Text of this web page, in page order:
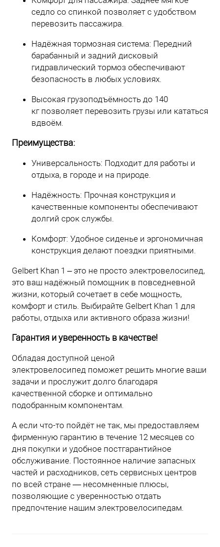
седло со спинкой позволяет с удобством
перевозить пассажира.
Надёжная тормозная система: Передний
барабанный и задний дисковый
гидравлический тормоз обеспечивают
безопасность в любых условиях.
Высокая грузоподъёмность до 140
кг позволяет перевозить грузы или кататься
вдвоём.
Преимущества:
Универсальность: Подходит для работы и
отдыха, в городе и на природе.
Надёжность: Прочная конструкция и
качественные компоненты обеспечивают
долгий срок службы.
Комфорт: Удобное сиденье и эргономичная
конструкция делают поездки приятными.
Gelbert Khan 1 – это не просто электровелосипед,
это ваш надёжный помощник в повседневной
жизни, который сочетает в себе мощность,
комфорт и стиль. Выбирайте Gelbert Khan 1 для
работы, отдыха или активного образа жизни!
Гарантия и уверенность в качестве!
Обладая доступной ценой
электровелосипед поможет решить многие ваши
задачи и прослужит долго благодаря
качественной сборке и оптимально
подобранным компонентам.
А если что-то пойдёт не так, мы предоставляем
фирменную гарантию в течение 12 месяцев со
дня покупки и удобное постгарантийное
обслуживание. Постоянное наличие запасных
частей и расходников, сеть сервисных центров
по всей стране — несомненные плюсы,
позволяющие с уверенностью отдать
предпочтение нашим электровелосипедам.